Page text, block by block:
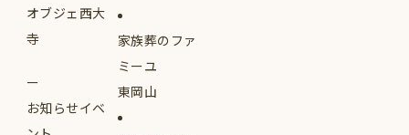
オブジェ西大
寺
お知らせイベ
家族葬のファ
ミーユ
東岡山